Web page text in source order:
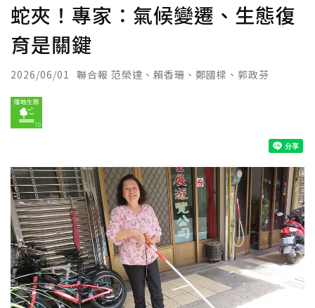
蛇夾！專家：氣候變遷、生態復
育是關鍵
2026/06/01 聯合報 范榮達、賴香珊、鄭國樑、郭政芬